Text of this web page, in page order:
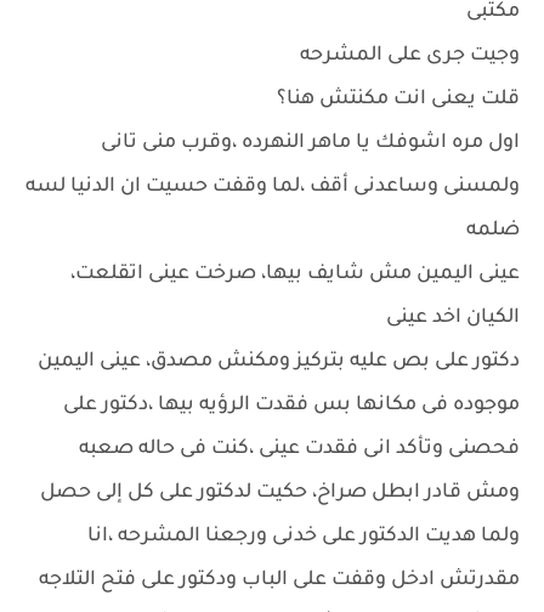
مكتبى
وجيت جرى على المشرحه
قلت يعنى انت مكنتش هنا؟
اول مره اشوفك يا ماهر النهرده ،وقرب منى تانى
ولمسنى وساعدنى أقف ،لما وقفت حسيت ان الدنيا لسه
ضلمه
عينى اليمين مش شايف بيها، صرخت عينى اتقلعت،
الكيان اخد عينى
دكتور على بص عليه بتركيز ومكنش مصدق، عينى اليمين
موجوده فى مكانها بس فقدت الرؤيه بيها ،دكتور على
فحصنى وتأكد انى فقدت عينى ،كنت فى حاله صعبه
ومش قادر ابطل صراخ، حكيت لدكتور على كل إلى حصل
ولما هديت الدكتور على خدنى ورجعنا المشرحه ،انا
مقدرتش ادخل وقفت على الباب ودكتور على فتح التلاجه